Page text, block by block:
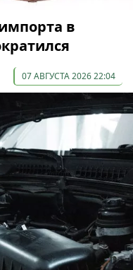
в
07 АВГУСТА 2026 22:04